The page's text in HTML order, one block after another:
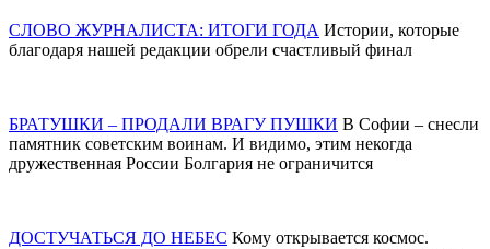
СЛОВО ЖУРНАЛИСТА: ИТОГИ ГОДА Истории, которые
благодаря нашей редакции обрели счастливый финал
БРАТУШКИ – ПРОДАЛИ ВРАГУ ПУШКИ В Софии – снесли
памятник советским воинам. И видимо, этим некогда
дружественная России Болгария не ограничится
ДОСТУЧАТЬСЯ ДО НЕБЕС Кому открывается космос.